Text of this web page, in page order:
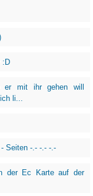
:D
er mit ihr gehen will
li...
Seiten -.- -.- -.-
der Ec Karte auf der